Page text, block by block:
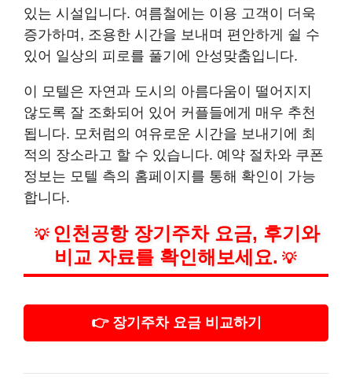
있는 시설입니다. 여름철에는 이용 고객이 더욱
증가하며, 조용한 시간을 보내며 편안하게 쉴 수
있어 일상의 피로를 풀기에 안성맞춤입니다.
이 모텔은 자연과 도시의 아름다움이 떨어지지
않도록 잘 조화되어 있어 커플들에게 매우 추천
됩니다. 모처럼의 여유로운 시간을 보내기에 최
적의 장소라고 할 수 있습니다. 예약 절차와 쿠폰
정보는 모텔 측의 홈페이지를 통해 확인이 가능
합니다.
💡 인천공항 장기주차 요금, 후기와
비교 자료를 확인해보세요. 💡
👉 장기주차 요금 비교하기